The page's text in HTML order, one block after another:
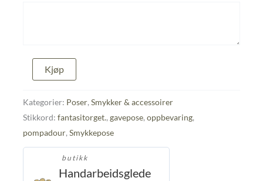
Smykkepose/pompadour
Kjøp
Kategorier: Poser, Smykker & accessoirer
Stikkord: fantasitorget., gavepose, oppbevaring,
pompadour, Smykkepose
butikk
Handarbeidsglede